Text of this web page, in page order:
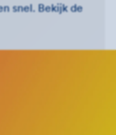
snel. Bekijk de